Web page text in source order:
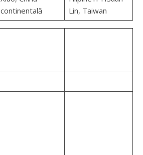
continentală
Lin, Taiwan